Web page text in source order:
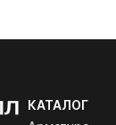
КАТАЛОГ